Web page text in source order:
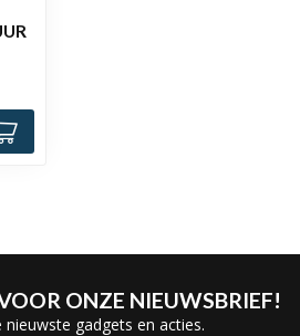
ONZE NIEUWSBRIEF!
gadgets en acties.